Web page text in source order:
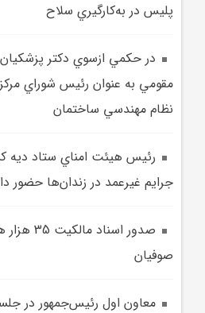
پليس در به‌کارگيري سلاح
در حکمي ازسوي دکتر
مقومي به عنوان رئيس شوراي
نظام مهندسي ساختمان
جرايم غيرعمد در زندان‌ها حضور
صدور
صوفيان
معاون اول رئيس‌جمهور در